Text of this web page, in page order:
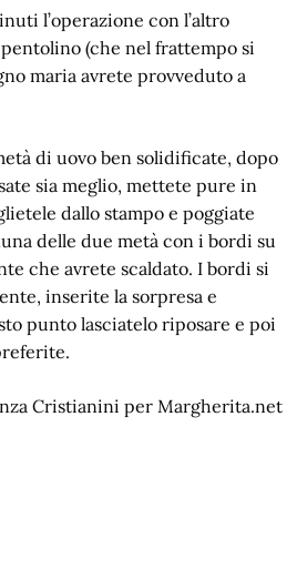
l’operazione con l’altro
(che nel frattempo si
maria avrete provveduto a
di uovo ben solidificate, dopo
sia meglio, mettete pure in
dallo stampo e poggiate
delle due metà con i bordi su
che avrete scaldato. I bordi si
inserite la sorpresa e
punto lasciatelo riposare e poi
Cristianini per Margherita.net